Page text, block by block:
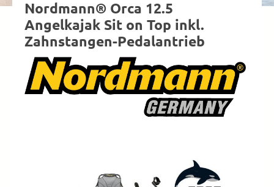
Nordmann® Orca 12.5
Angelkajak Sit on Top inkl.
Zahnstangen-Pedalantrieb